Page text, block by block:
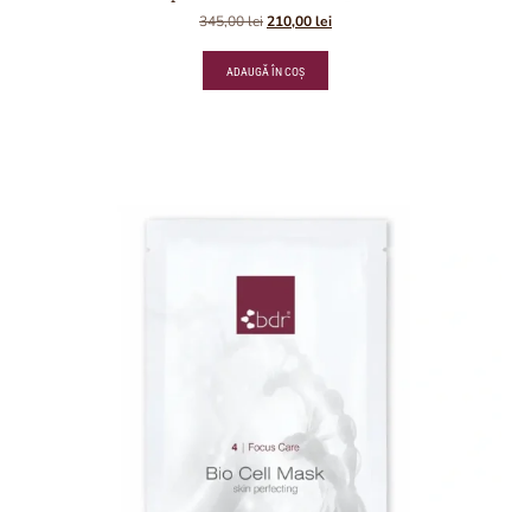
345,00lei210,00lei
ADAUGĂ ÎN COȘ